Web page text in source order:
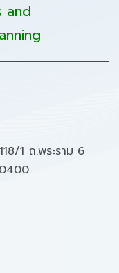
and
1 ถ.พระราม 6